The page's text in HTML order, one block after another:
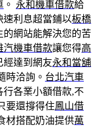
。 永和機車借款給
速利息超當鋪以板橋
的網站能解決您的苦
汽機車借款讓您得高
經達到網友永和當舖
時洽詢。 台北汽車
行各業小額借款,不
要還撐得住鳳山借
材搭配奶油提供萬